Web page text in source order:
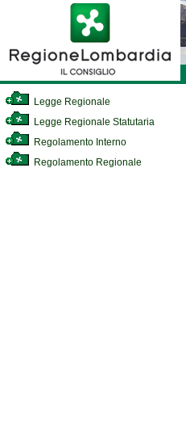
Legge Regionale
Legge Regionale Statutaria
Regolamento Interno
Regolamento Regionale